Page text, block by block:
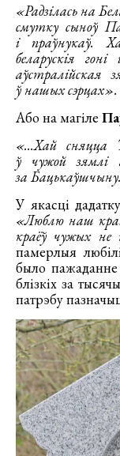
«Радзілась на
смутку сыноў
і праўнукаў.
беларускія
аўстралійская
ў нашых сэрцах».
Або на магіле
«...Хай сняцца
ў чужой зямлі
за
У якасці
«Люблю наш
краёў чужых
памерлыя
было
блізкіх за
патрэбу